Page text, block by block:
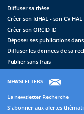
Diffuser sa thèse
Créer son IdHAL - son CV HAL
Créer son ORCID ID
Déposer ses publications dans
Diffuser les données de sa
Publier sans frais
NEWSLETTERS
La newsletter Recherche
S'abonner aux alertes